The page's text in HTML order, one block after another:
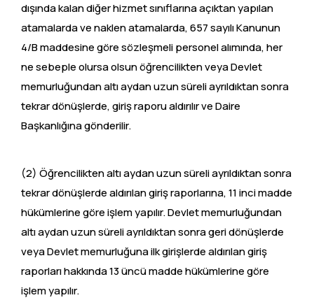
dışında kalan diğer hizmet sınıflarına açıktan yapılan
atamalarda ve naklen atamalarda, 657 sayılı Kanunun
4/B maddesine göre sözleşmeli personel alımında, her
ne sebeple olursa olsun öğrencilikten veya Devlet
memurluğundan altı aydan uzun süreli ayrıldıktan sonra
tekrar dönüşlerde, giriş raporu aldırılır ve Daire
Başkanlığına gönderilir.
(2) Öğrencilikten altı aydan uzun süreli ayrıldıktan sonra
tekrar dönüşlerde aldırılan giriş raporlarına, 11 inci madde
hükümlerine göre işlem yapılır. Devlet memurluğundan
altı aydan uzun süreli ayrıldıktan sonra geri dönüşlerde
veya Devlet memurluğuna ilk girişlerde aldırılan giriş
raporları hakkında 13 üncü madde hükümlerine göre
işlem yapılır.